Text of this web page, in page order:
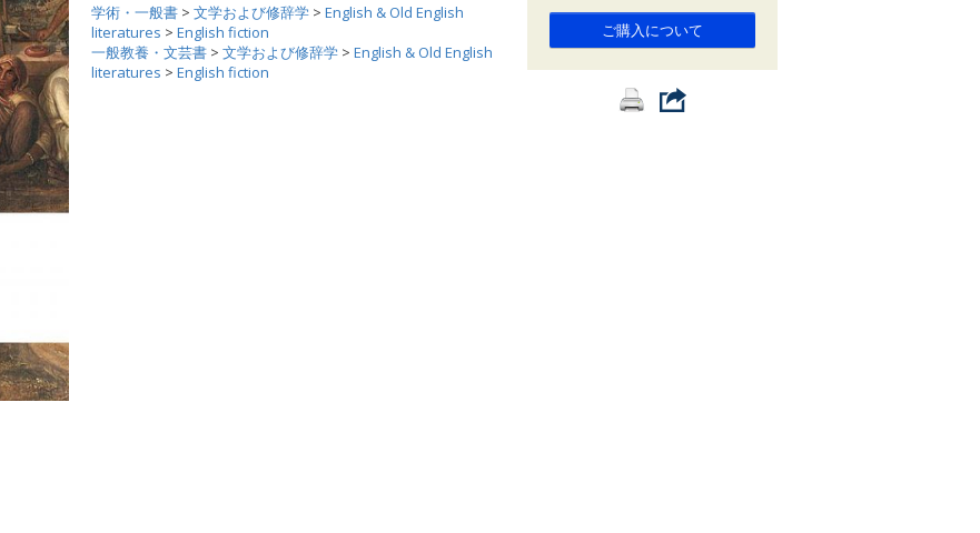
学術・一般書 > 文学および修辞学 > English & Old English
literatures > English fiction
一般教養・文芸書 > 文学および修辞学 > English & Old English
literatures > English fiction
ご購入について